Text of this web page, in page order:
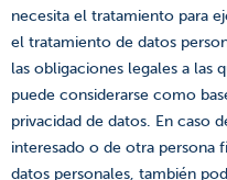
necesita el tratamiento para
el tratamiento de datos
las obligaciones legales a las
puede considerarse como
privacidad de datos. En caso
interesado o de otra persona
datos personales, también